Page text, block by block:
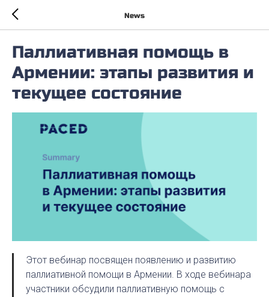
News
Паллиативная помощь в
Армении: этапы развития и
текущее состояние
Этот вебинар посвящен появлению и развитию
паллиативной помощи в Армении. В ходе вебинара
участники обсудили паллиативную помощь с